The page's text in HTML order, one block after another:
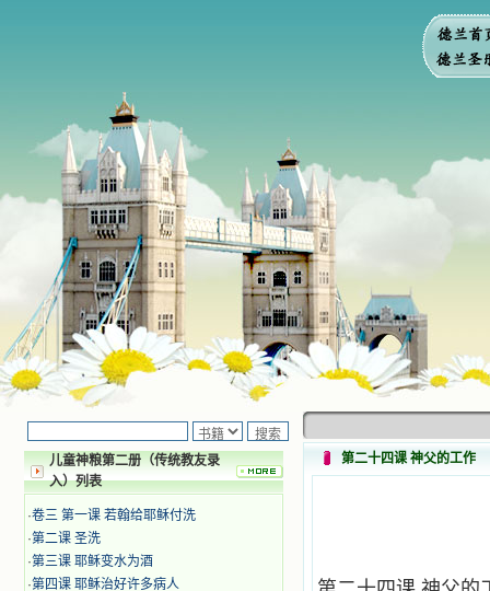
儿童神粮第二册（传统教友录
入）列表
·卷三 第一课 若翰给耶稣付洗
·第二课 圣洗
·第三课 耶稣变水为酒
·第四课 耶稣治好许多病人
第二十四课 神父的工作